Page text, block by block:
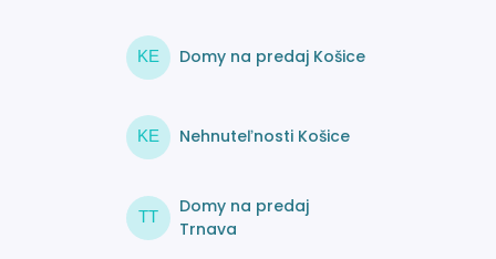
KE Domy na predaj Košice
KE Nehnuteľnosti Košice
TT
Domy na predaj
Trnava